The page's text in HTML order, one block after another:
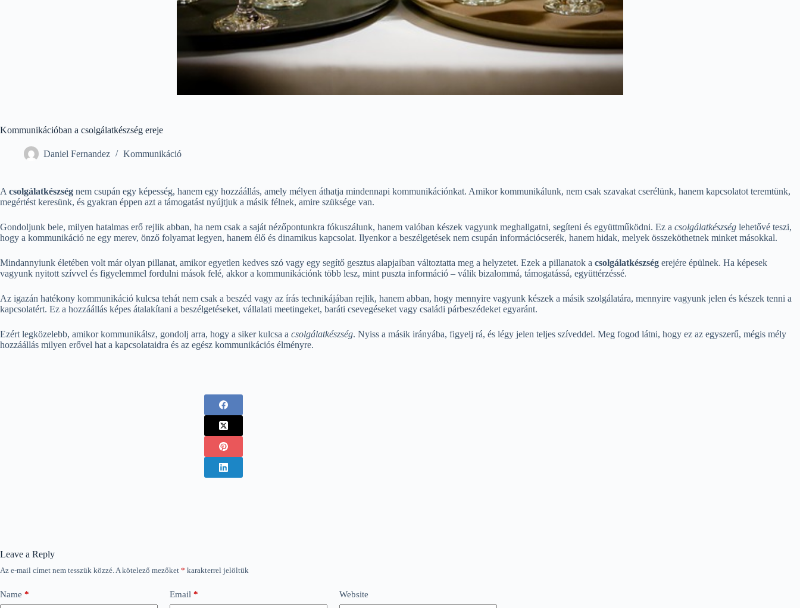
Kommunikációban a csolgálatkészség ereje
Daniel Fernandez Kommunikáció
A csolgálatkészség nem csupán egy képesség, hanem egy hozzáállás, amely mélyen áthatja mindennapi kommunikációnkat. Amikor kommunikálunk, nem csak szavakat cserélünk, hanem kapcsolatot teremtünk,
megértést keresünk, és gyakran éppen azt a támogatást nyújtjuk a másik félnek, amire szüksége van.
Gondoljunk bele, milyen hatalmas erő rejlik abban, ha nem csak a saját nézőpontunkra fókuszálunk, hanem valóban készek vagyunk meghallgatni, segíteni és együttműködni. Ez a csolgálatkészség lehetővé teszi,
hogy a kommunikáció ne egy merev, önző folyamat legyen, hanem élő és dinamikus kapcsolat. Ilyenkor a beszélgetések nem csupán információcserék, hanem hidak, melyek összeköthetnek minket másokkal.
Mindannyiunk életében volt már olyan pillanat, amikor egyetlen kedves szó vagy egy segítő gesztus alapjaiban változtatta meg a helyzetet. Ezek a pillanatok a csolgálatkészség erejére épülnek. Ha képesek
vagyunk nyitott szívvel és figyelemmel fordulni mások felé, akkor a kommunikációnk több lesz, mint puszta információ – válik bizalommá, támogatássá, együttérzéssé.
Az igazán hatékony kommunikáció kulcsa tehát nem csak a beszéd vagy az írás technikájában rejlik, hanem abban, hogy mennyire vagyunk készek a másik szolgálatára, mennyire vagyunk jelen és készek tenni a
kapcsolatért. Ez a hozzáállás képes átalakítani a beszélgetéseket, vállalati meetingeket, baráti csevegéseket vagy családi párbeszédeket egyaránt.
Ezért legközelebb, amikor kommunikálsz, gondolj arra, hogy a siker kulcsa a csolgálatkészség. Nyiss a másik irányába, figyelj rá, és légy jelen teljes szíveddel. Meg fogod látni, hogy ez az egyszerű, mégis mély
hozzáállás milyen erővel hat a kapcsolataidra és az egész kommunikációs élményre.
Leave a Reply
Az e-mail címet nem tesszük közzé.A kötelező mezőket * karakterrel jelöltük
Name * Email * Website